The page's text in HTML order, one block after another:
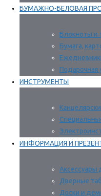
БУМАЖНО-БЕЛОВАЯ
Блокноты и
Бумага,
Подарочная
ИНСТРУМЕНТЫ
ИНФОРМАЦИЯ И
Аксессуары
Дверные
Доски и